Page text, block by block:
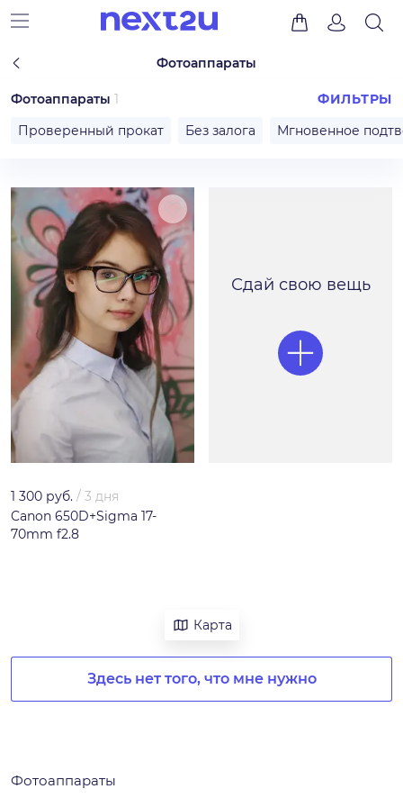
Фотоаппараты
Фотоаппараты 1
ФИЛЬТРЫ
Проверенный прокат
Без залога Мгновенное
1 300 руб. / 3 дня
Canon 650D+Sigma 17-
70mm f2.8
Сдай свою вещь
Карта
Здесь нет того, что мне нужно
Фотоаппараты